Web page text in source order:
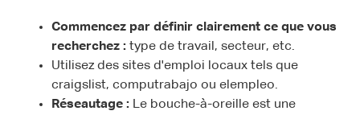
Commencez par définir clairement ce que vous
recherchez : type de travail, secteur, etc.
Utilisez des sites d'emploi locaux tels que
craigslist, computrabajo ou elempleo.
Réseautage : Le bouche-à-oreille est une